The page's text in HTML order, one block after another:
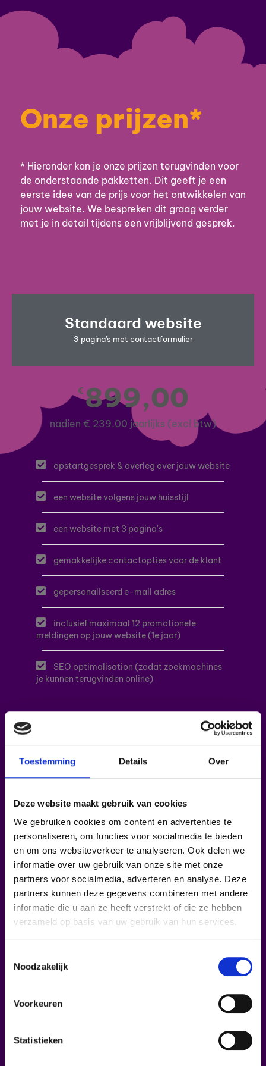
Toestemming Details Over
Deze website maakt gebruik van cookies
We gebruiken cookies om content en advertenties te
personaliseren, om functies voor socialmedia te bieden
en om ons websiteverkeer te analyseren. Ook delen we
informatie over uw gebruik van onze site met onze
partners voor socialmedia, adverteren en analyse. Deze
partners kunnen deze gegevens combineren met andere
informatie die u aan ze heeft verstrekt of die ze hebben
verzameld op basis van uw gebruik van hun services.
Noodzakelijk
Voorkeuren
Statistieken
Onze prijzen*
* Hieronder kan je onze prijzen terugvinden voor
de onderstaande pakketten. Dit geeft je een
eerste idee van de prijs voor het ontwikkelen van
jouw website. We bespreken dit graag verder
met je in detail tijdens een vrijblijvend gesprek.
Standaard website
3 pagina's met contactformulier
€899,00
nadien € 239,00 jaarlijks (excl btw)
opstartgesprek & overleg over jouw website
een website volgens jouw huisstijl
een website met 3 pagina's
gemakkelijke contactopties voor de klant
gepersonaliseerd e-mail adres
inclusief maximaal 12 promotionele
meldingen op jouw website (1e jaar)
SEO optimalisation (zodat zoekmachines
je kunnen terugvinden online)
Dit is de prijs voor alle bovenstaande opties. Indien
extra opties gewenst kunnen deze extra toegevoegd
worden tegen een meerprijs. Dit kan besproken worden
website jaarlijks €239,00. Dit is de abonnementskost
voor de website hosting en de hosting van het e-mail
adres.
Meerdere pagina's website
10 pagina's met contactformulier
nadien € 239,00 jaarlijks (excl btw)
opstartgesprek & overleg over jouw website